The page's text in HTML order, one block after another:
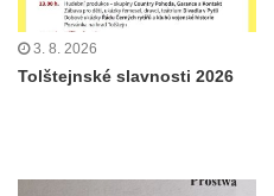
3. 8. 2026
Tolštejnské slavnosti 2026